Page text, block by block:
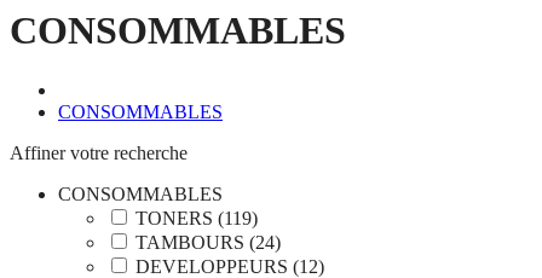
CONSOMMABLES
CONSOMMABLES
Affiner votre recherche
CONSOMMABLES
TONERS (119)
TAMBOURS (24)
DEVELOPPEURS (12)